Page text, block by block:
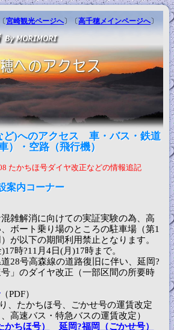
〔宮崎観光ページへ〕〔高千穂メインページへ〕
ど)へのアクセス 車・バス・鉄道
）・空路（飛行機）
たかちほ号ダイヤ改正などの情報追記
案内コーナー
雑解消に向けての実証実験の為、高
ボート乗り場のところの駐車場（第1
が以下の期間利用禁止となります。
時?11月4日(月)17時まで。
28号高森線の道路復旧に伴い、延岡?
」のダイヤ改正（一部区間の所要時
（PDF）
、たかちほ号、ごかせ号の運賃改定
高速バス・特急バスの運賃改定）
ちほ号）
延岡?福岡（ごかせ号）